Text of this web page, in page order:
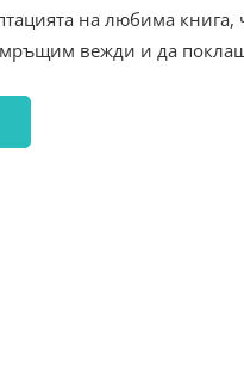
на любима
вежди и да